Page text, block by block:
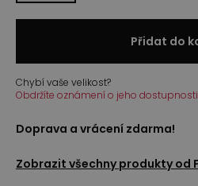
Přidat do
Chybí vaše velikost?
Obdržíte oznámení o jeho dostupnosti
Doprava a vrácení zdarma!
Zobrazit všechny produkty od